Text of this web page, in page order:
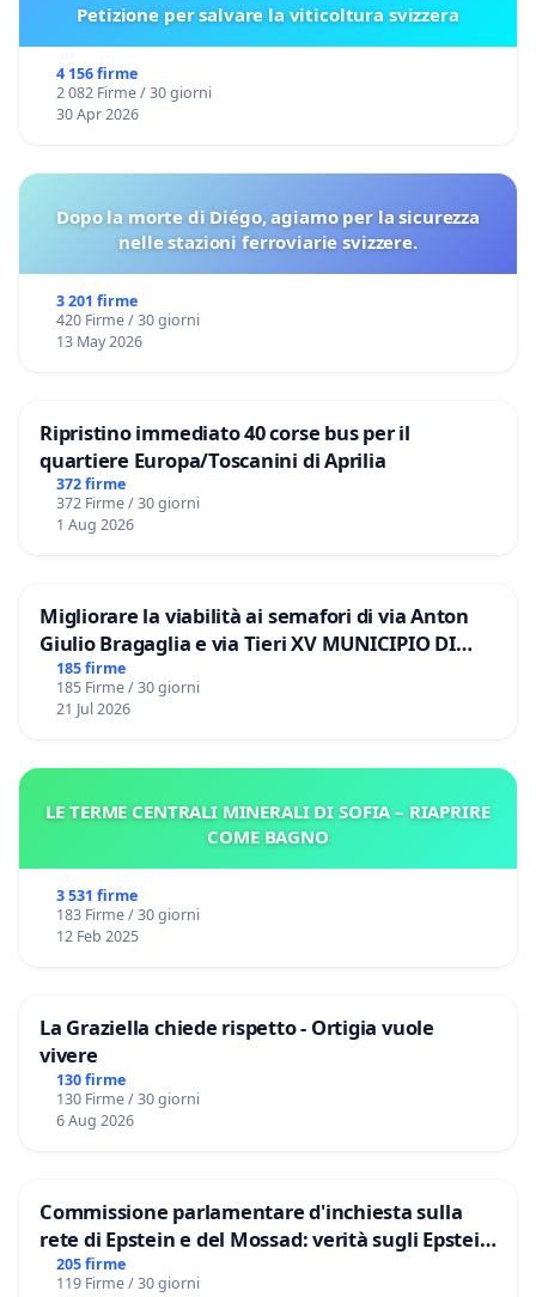
Petizione per salvare la viticoltura svizzera
4 156 firme
2 082 Firme / 30 giorni
30 Apr 2026
Dopo la morte di Diégo, agiamo per la sicurezza
nelle stazioni ferroviarie svizzere.
3 201 firme
420 Firme / 30 giorni
13 May 2026
Ripristino immediato 40 corse bus per il
quartiere Europa/Toscanini di Aprilia
372 firme
372 Firme / 30 giorni
1 Aug 2026
Migliorare la viabilità ai semafori di via Anton
Giulio Bragaglia e via Tieri XV MUNICIPIO DI
ROMA
185 firme
185 Firme / 30 giorni
21 Jul 2026
LE TERME CENTRALI MINERALI DI SOFIA – RIAPRIRE
COME BAGNO
3 531 firme
183 Firme / 30 giorni
12 Feb 2025
La Graziella chiede rispetto - Ortigia vuole
vivere
130 firme
130 Firme / 30 giorni
6 Aug 2026
Commissione parlamentare d'inchiesta sulla
rete di Epstein e del Mossad: verità sugli Epstein
Files
205 firme
119 Firme / 30 giorni